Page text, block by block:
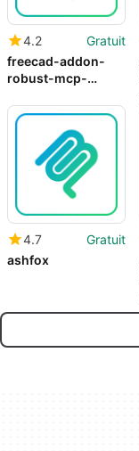
4.2
Gratuit
freecad-addon-
robust-mcp-
4.7
Gratuit
ashfox